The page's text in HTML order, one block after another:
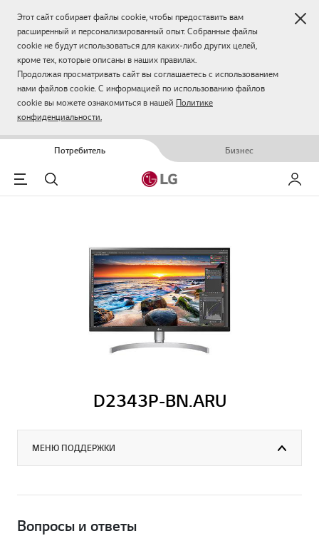
Этот сайт собирает файлы cookie, чтобы предоставить вам
расширенный и персонализированный опыт. Собранные файлы
cookie не будут использоваться для каких-либо других целей,
кроме тех, которые описаны в наших правилах.
Продолжая просматривать сайт вы соглашаетесь с использованием
нами файлов cookie. С информацией по использованию файлов
cookie вы можете ознакомиться в нашей Политике
конфиденциальности.
Потребитель Бизнес
Menu
Поиск Мой LG
D2343P-BN.ARU
МЕНЮ ПОДДЕРЖКИ
Вопросы и ответы